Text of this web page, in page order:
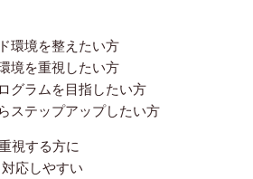
環境を整えたい方
境を重視したい方
グラムを目指したい方
ステップアップしたい方
視する方に
応しやすい